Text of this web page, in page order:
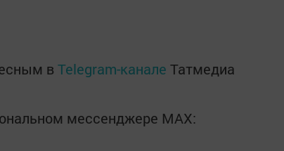
в Telegram-канале Татмедиа
мессенджере MАХ: